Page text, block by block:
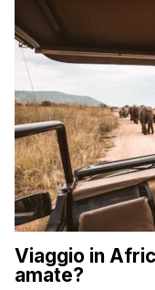
Viaggio in
amate?